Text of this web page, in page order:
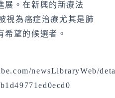
展。在新興的新療法
視為癌症治療尤其是肺
希望的候選者。
newsLibraryWeb/